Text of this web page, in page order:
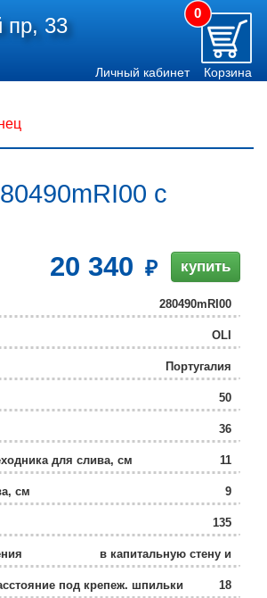
пр, 33
0
Личный кабинет Корзина
с
20 340 купить
280490mRI00
OLI
Португалия
50
36
для слива, см 11
см 9
135
в капитальную стену и
пол
под крепеж. шпильки
18